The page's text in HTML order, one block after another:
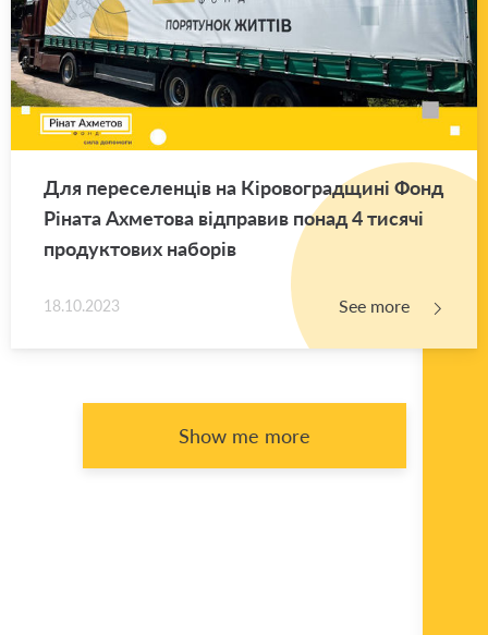
Для переселенців на Кіровоградщині Фонд
Ріната Ахметова відправив понад 4 тисячі
продуктових наборів
18.10.2023 See more
Show me more